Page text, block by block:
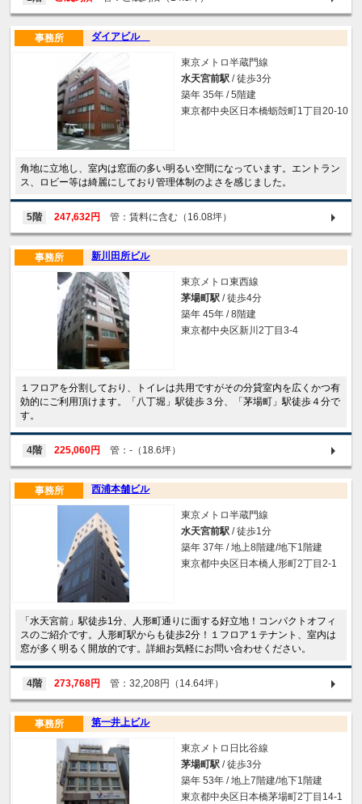
ダイアビル
事務所
東京メトロ半蔵門線
水天宮前駅 / 徒歩3分
築年 35年 / 5階建
東京都中央区日本橋蛎殻町1丁目20-10
角地に立地し、室内は窓面の多い明るい空間になっています。エントラン
ス、ロビー等は綺麗にしており管理体制のよさを感じました。
5階 247,632円 管：賃料に含む（16.08坪）
新川田所ビル
事務所
東京メトロ東西線
茅場町駅 / 徒歩4分
築年 45年 / 8階建
東京都中央区新川2丁目3-4
１フロアを分割しており、トイレは共用ですがその分貸室内を広くかつ有
効的にご利用頂けます。「八丁堀」駅徒歩３分、「茅場町」駅徒歩４分で
す。
4階 225,060円 管：-（18.6坪）
西浦本舗ビル
事務所
東京メトロ半蔵門線
水天宮前駅 / 徒歩1分
築年 37年 / 地上8階建/地下1階建
東京都中央区日本橋人形町2丁目2-1
「水天宮前」駅徒歩1分、人形町通りに面する好立地！コンパクトオフィ
スのご紹介です。人形町駅からも徒歩2分！１フロア１テナント、室内は
窓が多く明るく開放的です。詳細お気軽にお問い合わせください。
4階 273,768円 管：32,208円（14.64坪）
第一井上ビル
事務所
東京メトロ日比谷線
茅場町駅 / 徒歩3分
築年 53年 / 地上7階建/地下1階建
東京都中央区日本橋茅場町2丁目14-1